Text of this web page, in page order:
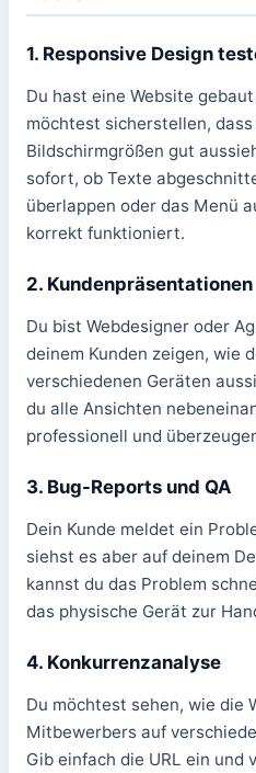
1. Responsive Design
Du hast eine Website
möchtest sicherstellen,
Bildschirmgrößen gut
sofort, ob Texte
überlappen oder das Menü
korrekt funktioniert.
2. Kundenpräsentationen
Du bist Webdesigner oder
deinem Kunden zeigen, wie
verschiedenen Geräten
du alle Ansichten
professionell und
3. Bug-Reports und QA
Dein Kunde meldet ein
siehst es aber auf deinem
kannst du das Problem
das physische Gerät zur
4. Konkurrenzanalyse
Du möchtest sehen, wie die
Mitbewerbers auf
Gib einfach die URL ein und